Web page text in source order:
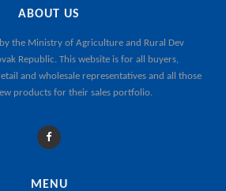
ABOUT US
the Ministry of Agriculture and Rural Dev
Republic. This website is for all buyers,
and wholesale representatives and all those
products for their sales portfolio.
MENU